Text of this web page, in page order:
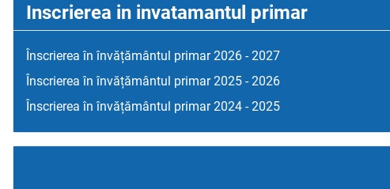
Inscrierea in invatamantul primar
Înscrierea în învățământul primar 2026 - 2027
Înscrierea în învățământul primar 2025 - 2026
Înscrierea în învățământul primar 2024 - 2025